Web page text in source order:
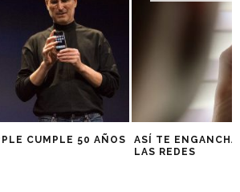
CUMPLE 50 AÑOS
ASÍ TE
LAS REDES